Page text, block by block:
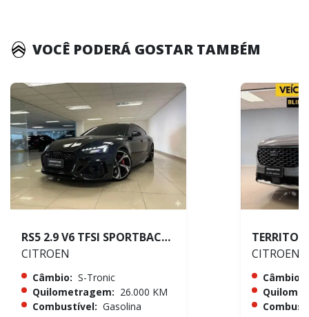
VOCÊ PODERÁ GOSTAR TAMBÉM
RS5 2.9 V6 TFSI SPORTBACK QUATTRO
CITROEN
Câmbio: S-Tronic
Quilometragem: 26.000 KM
Combustível: Gasolina
CITROEN
Câmbio: